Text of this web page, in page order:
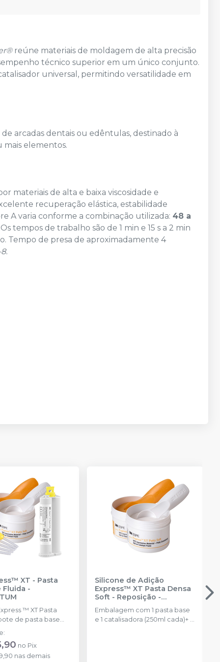
reúne materiais de moldagem de alta precisão
técnico superior em um único conjunto.
universal, permitindo versatilidade em
arcadas dentais ou edêntulas, destinado à
mais elementos.
materiais de alta e baixa viscosidade e
recuperação elástica, estabilidade
A varia conforme a combinação utilizada: 48 a
tempos de trabalho são de 1 min e 15 s a 2 min
Tempo de presa de aproximadamente 4
XT - Pasta
Fluida -
™ XT Pasta
de pasta base
™; XT Pasta
de pasta
(250 ml); Express ™
de Baixa ou
:
no Pix
nas demais
Silicone de Adição
Express™ XT Pasta Densa
Soft - Reposição -
SOLVENTUM
Embalagem com 1 pasta base
e 1 catalisadora (250ml cada)+ 2